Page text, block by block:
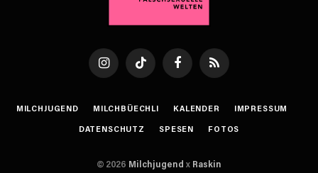
InstagramTikTok FacebookRSS
MILCHJUGEND MILCHBÜECHLI KALENDER
IMPRESSUM
DATENSCHUTZ
SPESEN FOTOS
© 2026 Milchjugend x Raskin